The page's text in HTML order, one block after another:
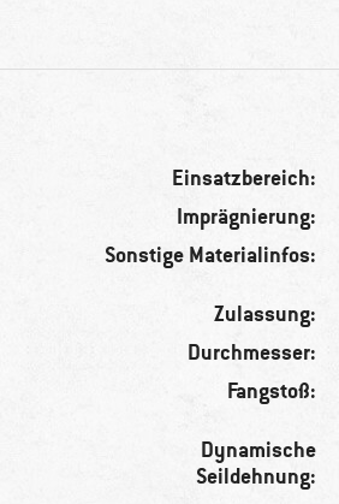
Einsatzbereich:
Imprägnierung:
Sonstige Materialinfos:
Zulassung:
Durchmesser:
Fangstoß:
Dynamische
Seildehnung: